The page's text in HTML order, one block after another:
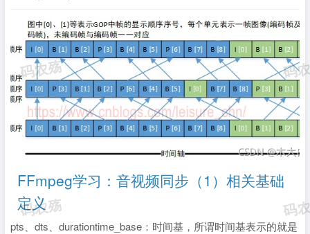
音频上。至于为什么不使用前两种...全文》
FFmpeg学习：音视频同步（1）相关基础
定义
pts、dts、durationtime_base：时间基，所谓时间基表示的就是